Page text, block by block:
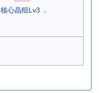
核心晶组Lv3